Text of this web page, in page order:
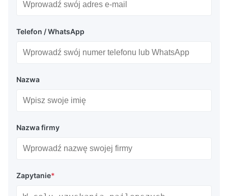
Telefon / WhatsApp
Nazwa
Nazwa firmy
Zapytanie*